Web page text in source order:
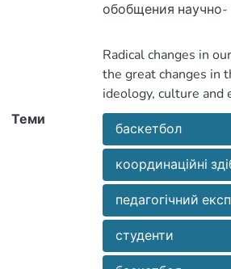
координаційних
занять баскетболом.
методической
освещаются
координационных
заведений в
баскетболом.
Radical changes in
the great changes in
ideology, culture and
context of
modern Ukrainian
of physical and
strengthening,
which are considered
Теми
баскетбол
координаційні
педагогічний
студенти